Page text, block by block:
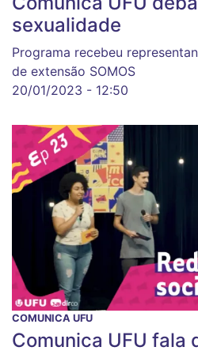
sexualidade
Programa recebeu
de extensão SOMOS
20/01/2023 - 12:50
COMUNICA UFU
Comunica UFU fala